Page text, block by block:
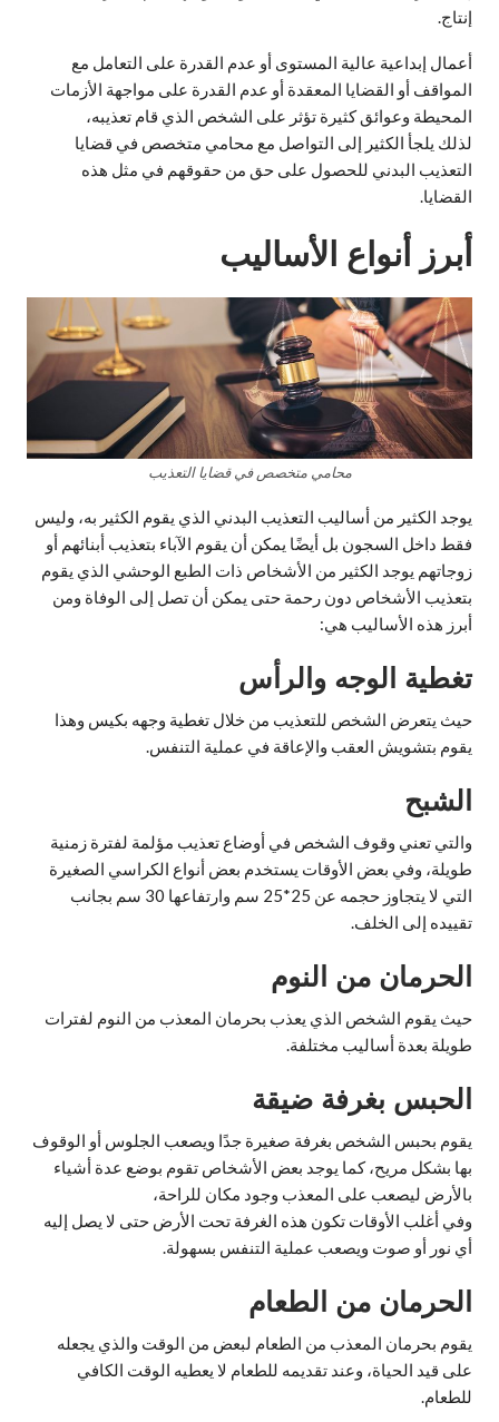
إنتاج.
أعمال إبداعية عالية المستوى أو عدم القدرة على التعامل مع
المواقف أو القضايا المعقدة أو عدم القدرة على مواجهة الأزمات
المحيطة وعوائق كثيرة تؤثر على الشخص الذي قام تعذيبه،
لذلك يلجأ الكثير إلى التواصل مع محامي متخصص في قضايا
التعذيب البدني للحصول على حق من حقوقهم في مثل هذه
القضايا.
أبرز أنواع الأساليب
محامي متخصص في قضايا التعذيب
يوجد الكثير من أساليب التعذيب البدني الذي يقوم الكثير به، وليس
فقط داخل السجون بل أيضًا يمكن أن يقوم الآباء بتعذيب أبنائهم أو
زوجاتهم يوجد الكثير من الأشخاص ذات الطبع الوحشي الذي يقوم
بتعذيب الأشخاص دون رحمة حتى يمكن أن تصل إلى الوفاة ومن
أبرز هذه الأساليب هي:
تغطية الوجه والرأس
حيث يتعرض الشخص للتعذيب من خلال تغطية وجهه بكيس وهذا
يقوم بتشويش العقب والإعاقة في عملية التنفس.
الشبح
والتي تعني وقوف الشخص في أوضاع تعذيب مؤلمة لفترة زمنية
طويلة، وفي بعض الأوقات يستخدم بعض أنواع الكراسي الصغيرة
التي لا يتجاوز حجمه عن 25*25 سم وارتفاعها 30 سم بجانب
تقييده إلى الخلف.
الحرمان من النوم
حيث يقوم الشخص الذي يعذب بحرمان المعذب من النوم لفترات
طويلة بعدة أساليب مختلفة.
الحبس بغرفة ضيقة
يقوم بحبس الشخص بغرفة صغيرة جدًا ويصعب الجلوس أو الوقوف
بها بشكل مريح، كما يوجد بعض الأشخاص تقوم بوضع عدة أشياء
بالأرض ليصعب على المعذب وجود مكان للراحة،
وفي أغلب الأوقات تكون هذه الغرفة تحت الأرض حتى لا يصل إليه
أي نور أو صوت ويصعب عملية التنفس بسهولة.
الحرمان من الطعام
يقوم بحرمان المعذب من الطعام لبعض من الوقت والذي يجعله
على قيد الحياة، وعند تقديمه للطعام لا يعطيه الوقت الكافي
للطعام.